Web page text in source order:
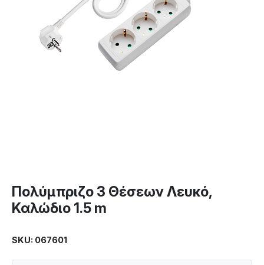
Πολύμπριζο 3 Θέσεων Λευκό,
Καλώδιο 1.5 m
SKU: 067601